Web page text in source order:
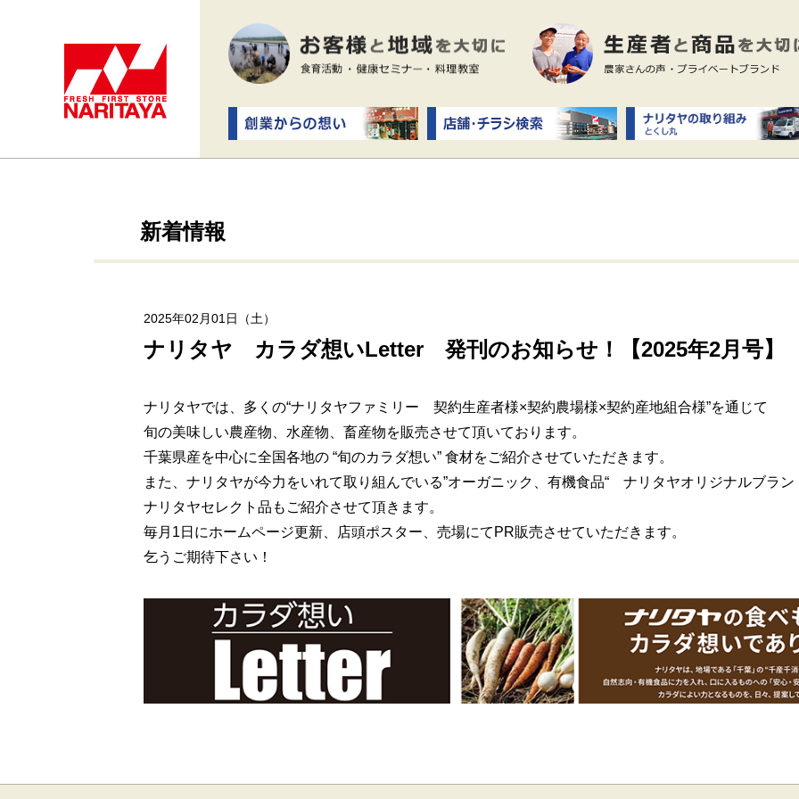
新着情報
2025年02月01日（土）
ナリタヤ カラダ想いLetter 発刊のお知らせ！【2025年2月号】
ナリタヤでは、多くの“ナリタヤファミリー 契約生産者様×契約農場様×契約産地組合様”を通じて
旬の美味しい農産物、水産物、畜産物を販売させて頂いております。
千葉県産を中心に全国各地の “旬のカラダ想い” 食材をご紹介させていただきます。
また、ナリタヤが今力をいれて取り組んでいる”オーガニック、有機食品“ ナリタヤオリジナルブラン
ナリタヤセレクト品もご紹介させて頂きます。
毎月1日にホームページ更新、店頭ポスター、売場にてPR販売させていただきます。
乞うご期待下さい！